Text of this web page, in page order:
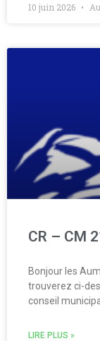
10 juin 2026
CR – CM
Bonjour les
trouverez ci-
conseil
LIRE PLUS »